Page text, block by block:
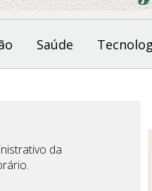
Saúde
da